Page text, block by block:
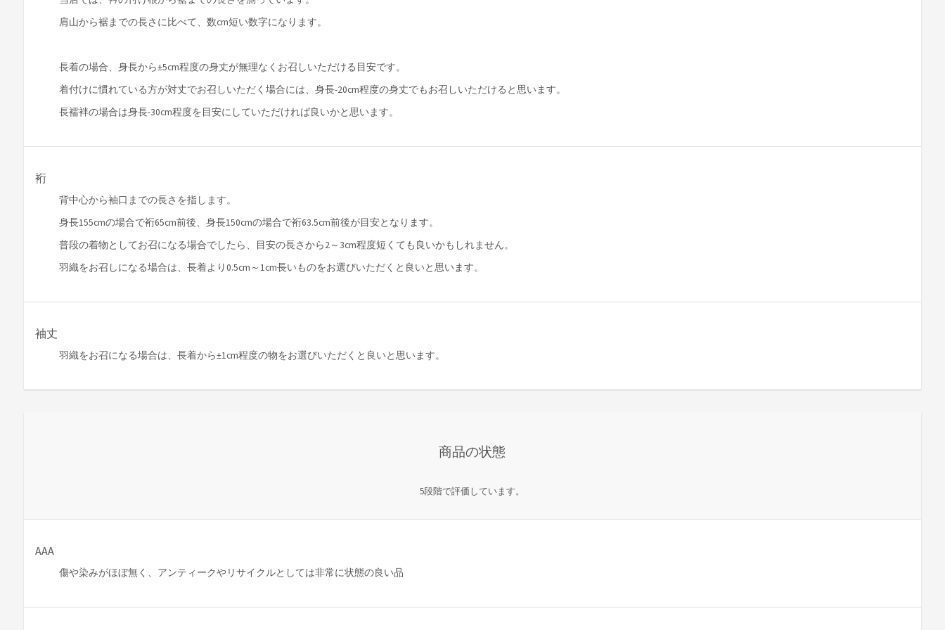
肩山から裾までの長さに比べて、数cm短い数字になります。
長着の場合、身長から±5cm程度の身丈が無理なくお召しいただける目安です。
着付けに慣れている方が対丈でお召しいただく場合には、身長-20cm程度の身丈でもお召しいただけると思います。
長襦袢の場合は身長-30cm程度を目安にしていただければ良いかと思います。
裄
背中心から袖口までの長さを指します。
身長155cmの場合で裄65cm前後、身長150cmの場合で裄63.5cm前後が目安となります。
普段の着物としてお召になる場合でしたら、目安の長さから2～3cm程度短くても良いかもしれません。
羽織をお召しになる場合は、長着より0.5cm～1cm長いものをお選びいただくと良いと思います。
袖丈
羽織をお召になる場合は、長着から±1cm程度の物をお選びいただくと良いと思います。
商品の状態
5段階で評価しています。
AAA
傷や染みがほぼ無く、アンティークやリサイクルとしては非常に状態の良い品